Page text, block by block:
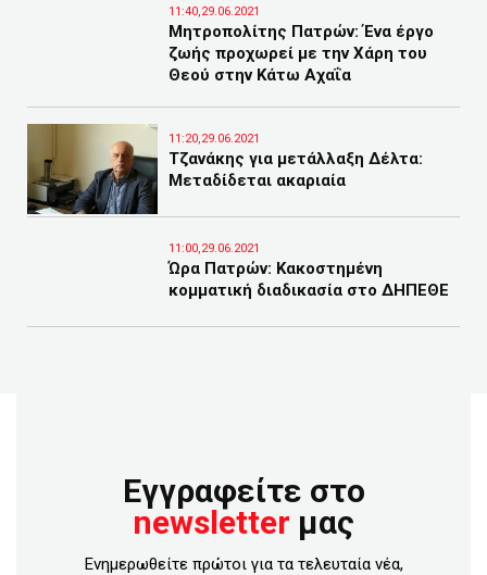
11:40,29.06.2021
Μητροπολίτης Πατρών: Ένα έργο
ζωής προχωρεί με την Χάρη του
Θεού στην Κάτω Αχαΐα
11:20,29.06.2021
Τζανάκης για μετάλλαξη Δέλτα:
Μεταδίδεται ακαριαία
11:00,29.06.2021
Ώρα Πατρών: Κακοστημένη
κομματική διαδικασία στο ΔΗΠΕΘΕ
Εγγραφείτε στο
newsletter μας
Ενημερωθείτε πρώτοι για τα τελευταία νέα,